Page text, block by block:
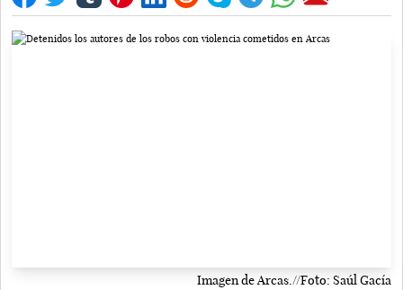
Imagen de Arcas.//Foto: Saúl Gacía